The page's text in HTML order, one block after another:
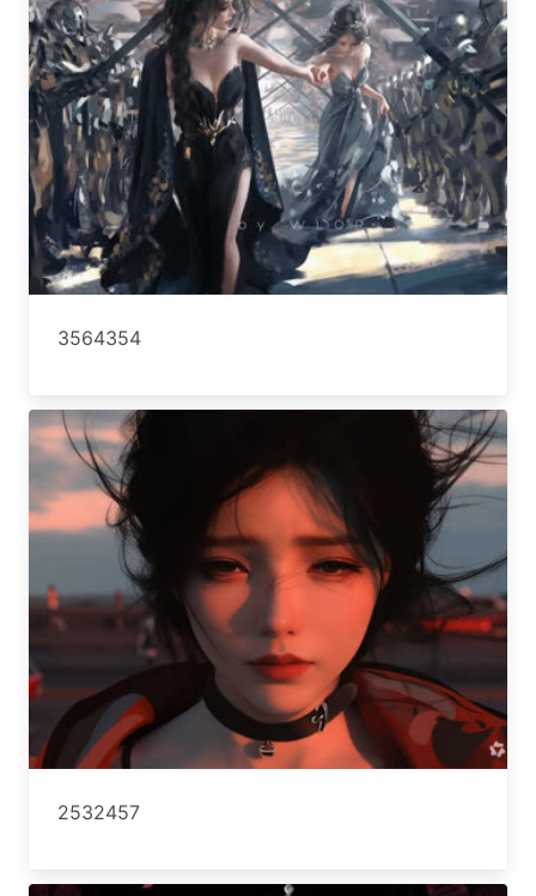
3564354
2532457